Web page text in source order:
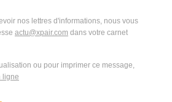
nos lettres d'informations, nous vous
actu@xpair.com dans votre carnet
ou pour imprimer ce message,
ligne